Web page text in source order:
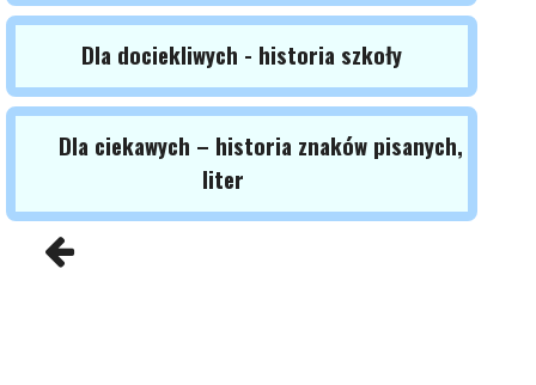
Dla dociekliwych - historia szkoły
Dla ciekawych – historia znaków pisanych,
liter